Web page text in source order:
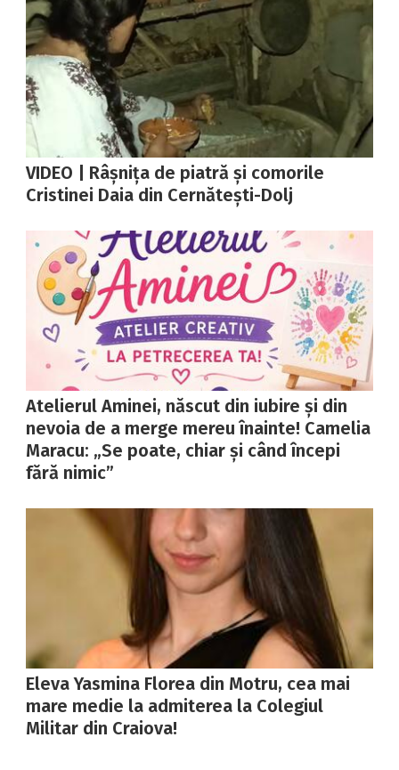
VIDEO | Râșnița de piatră și comorile
Cristinei Daia din Cernătești-Dolj
Atelierul Aminei, născut din iubire și din
nevoia de a merge mereu înainte! Camelia
Maracu: „Se poate, chiar și când începi
fără nimic”
Eleva Yasmina Florea din Motru, cea mai
mare medie la admiterea la Colegiul
Militar din Craiova!